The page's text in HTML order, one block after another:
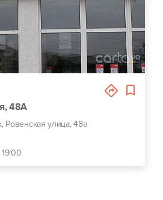
48А
Ровенская улица, 48а